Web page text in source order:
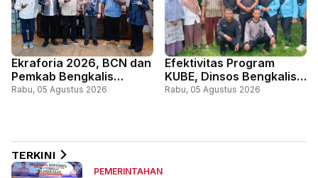
Ekraforia 2026, BCN dan
Pemkab Bengkalis
Gandeng Kemenko PM
Rabu, 05 Agustus 2026
Efektivitas Program
KUBE, Dinsos Bengkalis
Perkuat Pemberdayaan
Rabu, 05 Agustus 2026
TERKINI
PEMERINTAHAN